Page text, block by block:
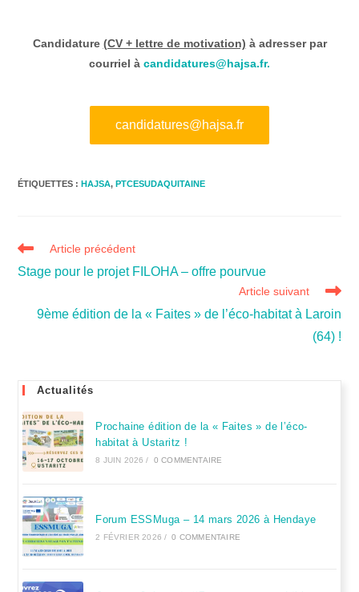
Candidature (CV + lettre de motivation) à adresser par
courriel à candidatures@hajsa.fr.
candidatures@hajsa.fr
ÉTIQUETTES :HAJSA, PTCESUDAQUITAINE
Article précédent
Stage pour le projet FILOHA – offre pourvue
Article suivant
9ème édition de la « Faites » de l’éco-habitat à Laroin
(64) !
Actualités
Prochaine édition de la « Faites » de l’éco-
habitat à Ustaritz !
8 JUIN 2026 / 0 COMMENTAIRE
Forum ESSMuga – 14 mars 2026 à Hendaye
2 FÉVRIER 2026 / 0 COMMENTAIRE